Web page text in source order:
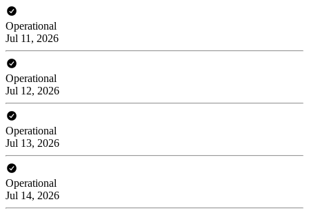
Operational
Jul 11, 2026
Operational
Jul 12, 2026
Operational
Jul 13, 2026
Operational
Jul 14, 2026